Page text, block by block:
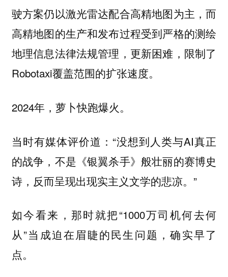
驶方案仍以激光雷达配合高精地图为主，而
高精地图的生产和发布过程受到严格的测绘
地理信息法律法规管理，更新困难，限制了
Robotaxi覆盖范围的扩张速度。
2024年，萝卜快跑爆火。
当时有媒体评价道：“没想到人类与AI真正
的战争，不是《银翼杀手》般壮丽的赛博史
诗，反而呈现出现实主义文学的悲凉。”
如今看来，那时就把“1000万司机何去何
从”当成迫在眉睫的民生问题，确实早了
点。